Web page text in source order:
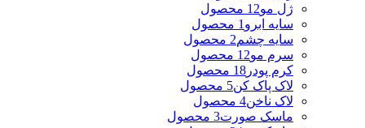
ژل مو12 محصول
سایه ابرو 1 محصول
سایه چشم2 محصول
سرم مو12 محصول
کرم پودر 18 محصول
لاک پاک کن5 محصول
لاک ناخن4 محصول
ماسک صورت3 محصول